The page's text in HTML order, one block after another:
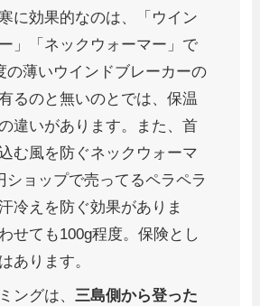
に効果的なのは、「ウイン
」「ネックウォーマー」で
の薄いウインドブレーカーの
るのと無いのとでは、保温
違いがあります。また、首
む風を防ぐネックウォーマ
ショップで売ってるペラペラ
冷えを防ぐ効果がありま
せても100g程度。保険とし
あります。
ングは、三島側から登った